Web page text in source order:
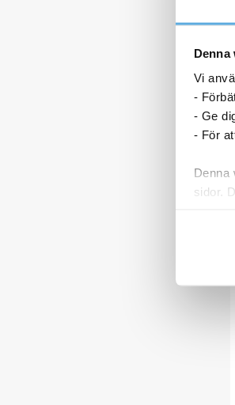
Denna
Vi
-
- Ge
- För
Denna
sidor.